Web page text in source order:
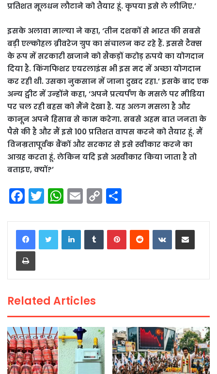
प्रतिशत मूलधन लौटाने को तैयार हूं. कृपया इसे ले लीजिए.’
इसके अलावा माल्‍या ने कहा, ‘तीन दशकों से भारत की सबसे
बड़ी एल्‍कोहल ब्रीवरेज ग्रुप का संचालन कर रहे हैं. इससे टैक्‍स
के रूप में सरकारी खजाने को सैकड़ों करोड़ रुपये का योगदान
दिया है. किंगफिशर एयरलाइंस भी इस मद में अच्‍छा योगदान
कर रही थी. उसका नुकसान में जाना दुखद रहा.’ इसके बाद एक
अन्‍य ट्वीट में उन्‍होंने कहा, ‘अपने प्रत्‍यर्पण के मसले पर मीडिया
पर चल रही बहस को मैंने देखा है. यह अलग मसला है और
कानून अपने हिसाब से काम करेगा. सबसे अहम बात जनता के
पैसे की है और मैं इसे 100 प्रतिशत वापस करने को तैयार हूं. मैं
विनम्रतापूर्वक बैंकों और सरकार से इसे स्‍वीकार करने का
आग्रह करता हूं. लेकिन यदि इसे अस्‍वीकार किया जाता है तो
बताइए, क्‍यों?’
F
a
c
e
b
o
k
T
w
itt
er
W
h
a
ts
p
E
m
ai
C
o
p
n
ar
LinkedInTumblrPinterestReddit VKontakteShare via Email
Print
Related Articles